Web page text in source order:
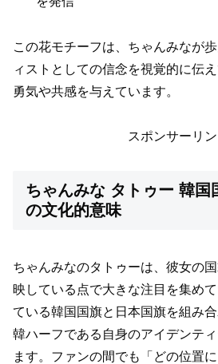
この花モチーフは、ちゃんみなが
ィストとしての信念を視覚的に伝
勇気や共感を与えています。
スポンサーリ
ちゃんみな タトゥー 韓国
の文化的意味
ちゃんみなのタトゥーは、彼女の
映している点で大きな注目を集め
ている韓国国旗と日本国旗を組み
韓ハーフである自身のアイデンテ
ます。ファンの間でも「どの位置